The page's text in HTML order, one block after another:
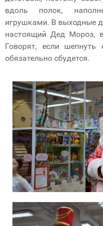
вдоль полок,
игрушками. В выходные
настоящий Дед Мороз,
Говорят, если
обязательно сбудется.